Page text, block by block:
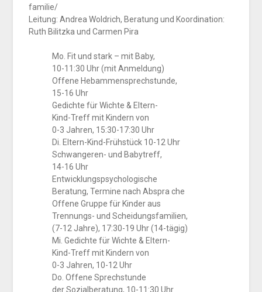
familie/
Leitung: Andrea Woldrich, Beratung und Koordination:
Ruth Bilitzka und Carmen Pira
Mo. Fit und stark – mit Baby,
10-11:30 Uhr (mit Anmeldung)
Offene Hebammensprechstunde,
15-16 Uhr
Gedichte für Wichte & Eltern-
Kind-Treff mit Kindern von
0-3 Jahren, 15:30-17:30 Uhr
Di. Eltern-Kind-Frühstück 10-12 Uhr
Schwangeren- und Babytreff,
14-16 Uhr
Entwicklungspsychologische
Beratung, Termine nach Abspra che
Offene Gruppe für Kinder aus
Trennungs- und Scheidungsfamilien,
(7-12 Jahre), 17:30-19 Uhr (14-tägig)
Mi. Gedichte für Wichte & Eltern-
Kind-Treff mit Kindern von
0-3 Jahren, 10-12 Uhr
Do. Offene Sprechstunde
der Sozialberatung, 10-11:30 Uhr